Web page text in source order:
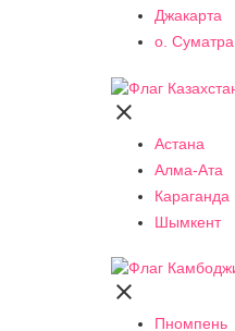
Джакарта
о. Суматра

Астана
Алма-Ата
Караганда
Шымкент

Пномпень